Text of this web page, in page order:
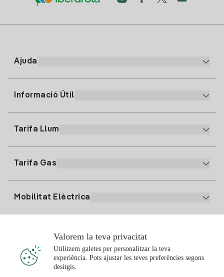
Ajuda
91 919 52 73
clientes@tuiberdrola.es
Informació Útil
Alta Gas
Tarifa Llum
Tarifa Gas
Mobilitat Elèctrica
Punts de Recàrrega
T'interessa
Valorem la teva privacitat
Utilitzem galetes per personalitzar la teva
experiència. Pots ajustar les teves preferències segons
desitgis.